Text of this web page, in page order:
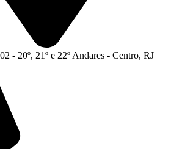
- 20º, 21º e 22º Andares - Centro, RJ